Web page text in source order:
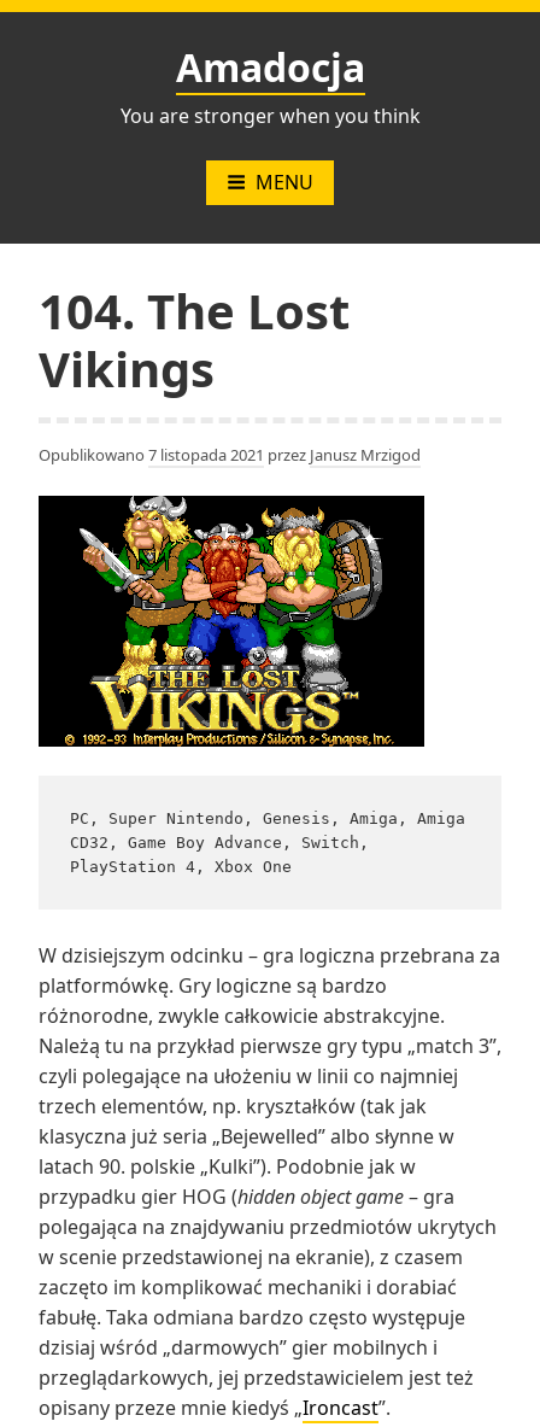
Przejdź
Amadocja
You are stronger when you think
MENU
104. The Lost
Vikings
Opublikowano 7 listopada 2021 przez Janusz Mrzigod
PC, Super Nintendo, Genesis, Amiga, Amiga
CD32, Game Boy Advance, Switch,
PlayStation 4, Xbox One
W dzisiejszym odcinku – gra logiczna przebrana za
platformówkę. Gry logiczne są bardzo
różnorodne, zwykle całkowicie abstrakcyjne.
Należą tu na przykład pierwsze gry typu „match 3”,
czyli polegające na ułożeniu w linii co najmniej
trzech elementów, np. kryształków (tak jak
klasyczna już seria „Bejewelled” albo słynne w
latach 90. polskie „Kulki”). Podobnie jak w
przypadku gier HOG (hidden object game– gra
polegająca na znajdywaniu przedmiotów ukrytych
w scenie przedstawionej na ekranie), z czasem
zaczęto im komplikować mechaniki i dorabiać
fabułę. Taka odmiana bardzo często występuje
dzisiaj wśród „darmowych” gier mobilnych i
przeglądarkowych, jej przedstawicielem jest też
opisany przeze mnie kiedyś „Ironcast”.